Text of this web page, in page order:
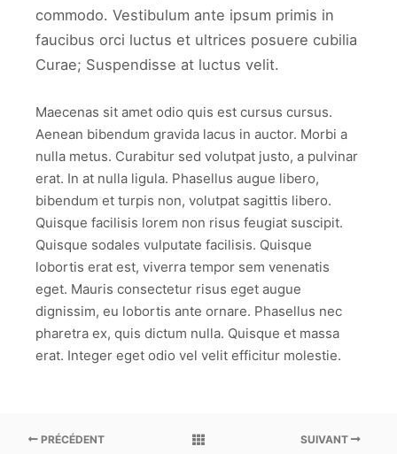
commodo. Vestibulum ante ipsum primis in
faucibus orci luctus et ultrices posuere cubilia
Curae; Suspendisse at luctus velit.
Maecenas sit amet odio quis est cursus cursus.
Aenean bibendum gravida lacus in auctor. Morbi a
nulla metus. Curabitur sed volutpat justo, a pulvinar
erat. In at nulla ligula. Phasellus augue libero,
bibendum et turpis non, volutpat sagittis libero.
Quisque facilisis lorem non risus feugiat suscipit.
Quisque sodales vulputate facilisis. Quisque
lobortis erat est, viverra tempor sem venenatis
eget. Mauris consectetur risus eget augue
dignissim, eu lobortis ante ornare. Phasellus nec
pharetra ex, quis dictum nulla. Quisque et massa
erat. Integer eget odio vel velit efficitur molestie.
PRÉCÉDENT SUIVANT